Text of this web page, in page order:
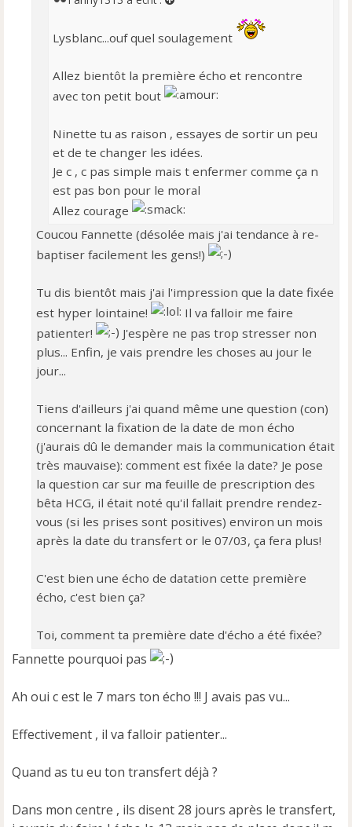
Lysblanc...ouf quel soulagement
Allez bientôt la première écho et rencontre
avec ton petit bout
Ninette tu as raison , essayes de sortir un peu
et de te changer les idées.
Je c , c pas simple mais t enfermer comme ça n
est pas bon pour le moral
Allez courage
Coucou Fannette (désolée mais j'ai tendance à re-
baptiser facilement les gens!)
Tu dis bientôt mais j'ai l'impression que la date fixée
est hyper lointaine!
Il va falloir me faire
patienter!
J'espère ne pas trop stresser non
plus... Enfin, je vais prendre les choses au jour le
jour...
Tiens d'ailleurs j'ai quand même une question (con)
concernant la fixation de la date de mon écho
(j'aurais dû le demander mais la communication était
très mauvaise): comment est fixée la date? Je pose
la question car sur ma feuille de prescription des
bêta HCG, il était noté qu'il fallait prendre rendez-
vous (si les prises sont positives) environ un mois
après la date du transfert or le 07/03, ça fera plus!
C'est bien une écho de datation cette première
écho, c'est bien ça?
Toi, comment ta première date d'écho a été fixée?
Fannette pourquoi pas
Ah oui c est le 7 mars ton écho !!! J avais pas vu...
Effectivement , il va falloir patienter...
Quand as tu eu ton transfert déjà ?
Dans mon centre , ils disent 28 jours après le transfert,